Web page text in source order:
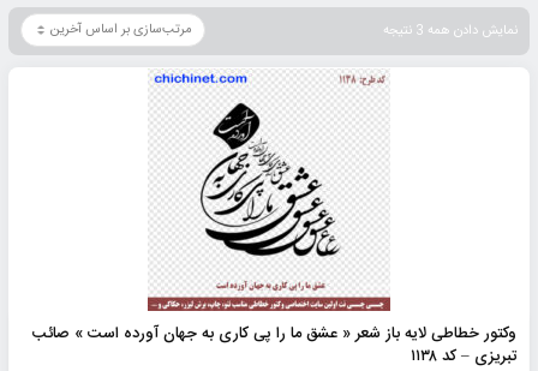
نمایش دادن همه 3 نتیجه
وکتور خطاطی لایه باز شعر « عشق ما را پی کاری به جهان آورده است » صائب
تبریزی – کد ۱۱۳۸